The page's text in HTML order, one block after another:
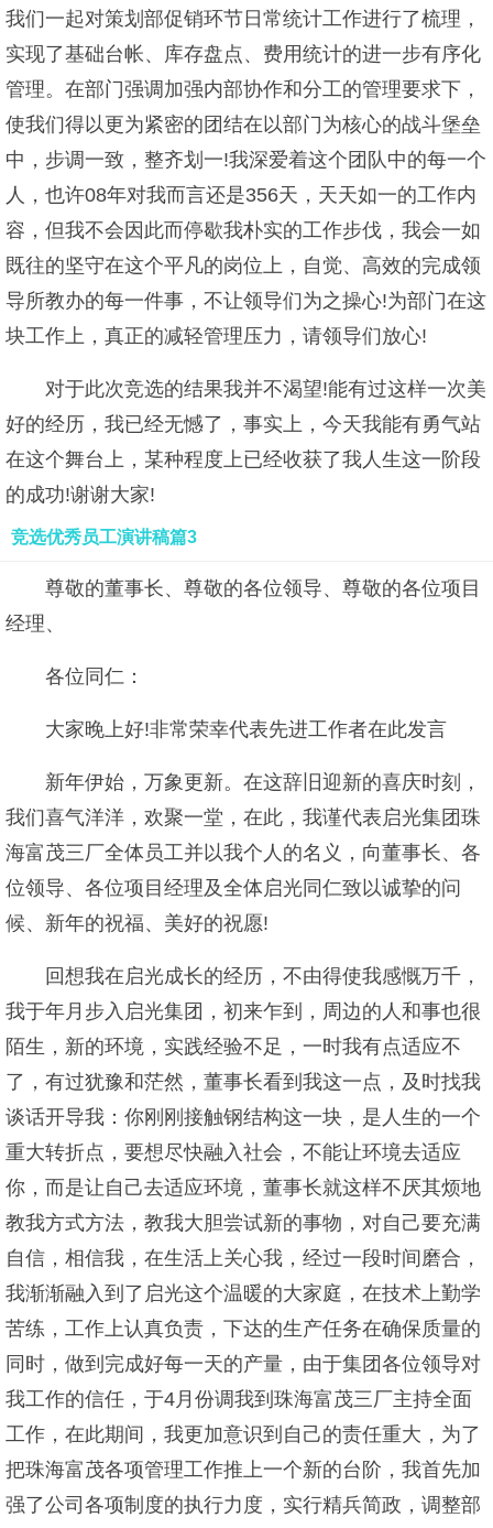
我们一起对策划部促销环节日常统计工作进行了梳理，
实现了基础台帐、库存盘点、费用统计的进一步有序化
管理。在部门强调加强内部协作和分工的管理要求下，
使我们得以更为紧密的团结在以部门为核心的战斗堡垒
中，步调一致，整齐划一!我深爱着这个团队中的每一个
人，也许08年对我而言还是356天，天天如一的工作内
容，但我不会因此而停歇我朴实的工作步伐，我会一如
既往的坚守在这个平凡的岗位上，自觉、高效的完成领
导所教办的每一件事，不让领导们为之操心!为部门在这
块工作上，真正的减轻管理压力，请领导们放心!
对于此次竞选的结果我并不渴望!能有过这样一次美
好的经历，我已经无憾了，事实上，今天我能有勇气站
在这个舞台上，某种程度上已经收获了我人生这一阶段
的成功!谢谢大家!
竞选优秀员工演讲稿篇3
尊敬的董事长、尊敬的各位领导、尊敬的各位项目
经理、
各位同仁：
大家晚上好!非常荣幸代表先进工作者在此发言
新年伊始，万象更新。在这辞旧迎新的喜庆时刻，
我们喜气洋洋，欢聚一堂，在此，我谨代表启光集团珠
海富茂三厂全体员工并以我个人的名义，向董事长、各
位领导、各位项目经理及全体启光同仁致以诚挚的问
候、新年的祝福、美好的祝愿!
回想我在启光成长的经历，不由得使我感慨万千，
我于年月步入启光集团，初来乍到，周边的人和事也很
陌生，新的环境，实践经验不足，一时我有点适应不
了，有过犹豫和茫然，董事长看到我这一点，及时找我
谈话开导我：你刚刚接触钢结构这一块，是人生的一个
重大转折点，要想尽快融入社会，不能让环境去适应
你，而是让自己去适应环境，董事长就这样不厌其烦地
教我方式方法，教我大胆尝试新的事物，对自己要充满
自信，相信我，在生活上关心我，经过一段时间磨合，
我渐渐融入到了启光这个温暖的大家庭，在技术上勤学
苦练，工作上认真负责，下达的生产任务在确保质量的
同时，做到完成好每一天的产量，由于集团各位领导对
我工作的信任，于4月份调我到珠海富茂三厂主持全面
工作，在此期间，我更加意识到自己的责任重大，为了
把珠海富茂各项管理工作推上一个新的台阶，我首先加
强了公司各项制度的执行力度，实行精兵简政，调整部